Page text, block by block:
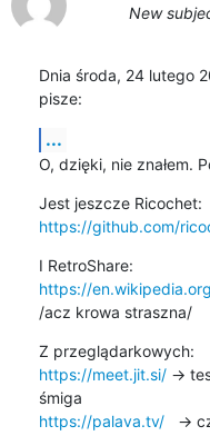
New
Dnia środa, 24 lutego
pisze:
...
O, dzięki, nie znałem.
https://github.com/
https://
/acz krowa straszna/
https://meet.jit.si/ ->
https://palava.tv/
->